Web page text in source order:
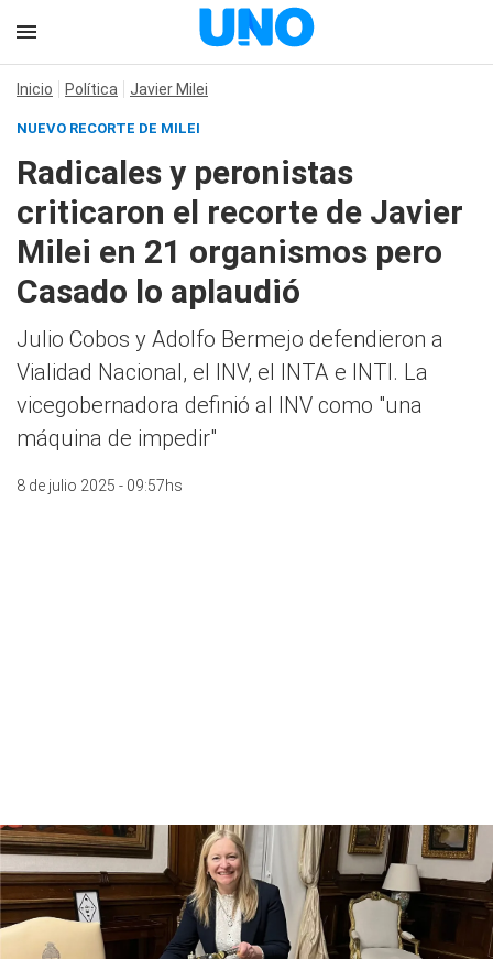
Inicio Política Javier Milei
NUEVO RECORTE DE MILEI
Radicales y peronistas
criticaron el recorte de Javier
Milei en 21 organismos pero
Casado lo aplaudió
Julio Cobos y Adolfo Bermejo defendieron a
Vialidad Nacional, el INV, el INTA e INTI. La
vicegobernadora definió al INV como "una
máquina de impedir"
8 de julio 2025 - 09:57hs